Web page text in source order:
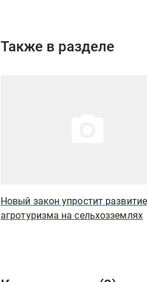
Также в разделе
Новый закон упростит развитие
агротуризма на сельхозземлях